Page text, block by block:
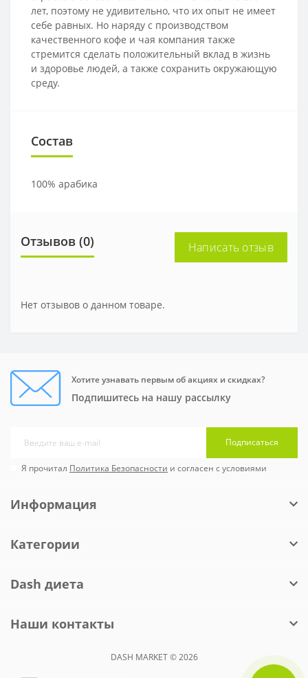
лет, поэтому не удивительно, что их опыт не имеет
себе равных. Но наряду с производством
качественного кофе и чая компания также
стремится сделать положительный вклад в жизнь
и здоровье людей, а также сохранить окружающую
среду.
Состав
100% арабика
Отзывов (0) Написать отзыв
Нет отзывов о данном товаре.
Хотите узнавать первым об акциях и скидках?
Подпишитесь на нашу рассылку
Подписаться
Я прочитал Политика Безопасности и согласен с условиями
Информация
Категории
Dash диета
Наши контакты
DASH MARKET © 2026